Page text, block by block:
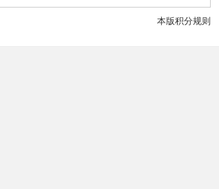
本版积分规则